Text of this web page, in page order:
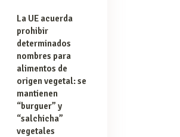
La UE acuerda
prohibir
determinados
nombres para
alimentos de
origen vegetal: se
mantienen
“burguer” y
“salchicha”
vegetales